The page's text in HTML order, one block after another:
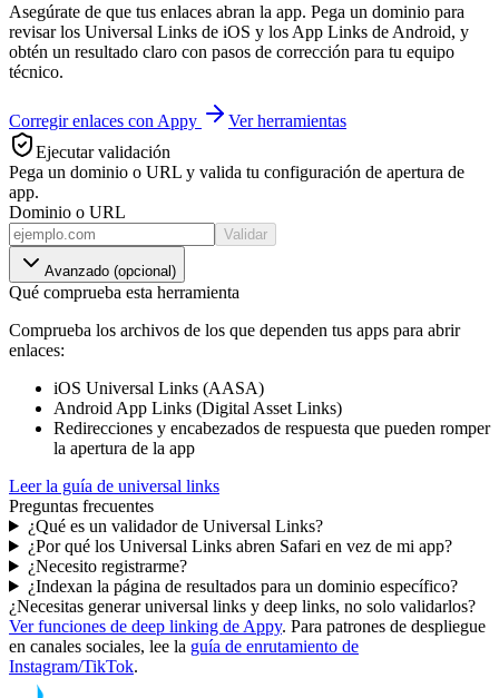
Asegúrate de que tus enlaces abran la app. Pega un dominio para
revisar los Universal Links de iOS y los App Links de Android, y
obtén un resultado claro con pasos de corrección para tu equipo
técnico.
Corregir enlaces con Appy
Ver herramientas
Ejecutar validación
Pega un dominio o URL y valida tu configuración de apertura de
app.
Dominio o URL
Validar
Avanzado (opcional)
Qué comprueba esta herramienta
Comprueba los archivos de los que dependen tus apps para abrir
enlaces:
iOS Universal Links (AASA)
Android App Links (Digital Asset Links)
Redirecciones y encabezados de respuesta que pueden romper
la apertura de la app
Leer la guía de universal links
Preguntas frecuentes
¿Qué es un validador de Universal Links?
¿Por qué los Universal Links abren Safari en vez de mi app?
¿Necesito registrarme?
¿Indexan la página de resultados para un dominio específico?
¿Necesitas generar universal links y deep links, no solo validarlos?
Ver funciones de deep linking de Appy. Para patrones de despliegue
en canales sociales, lee la guía de enrutamiento de
Instagram/TikTok.